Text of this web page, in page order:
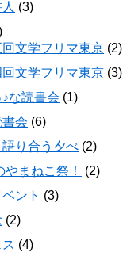
(3)
文学フリマ東京 (2)
文学フリマ東京 (3)
な読書会 (1)
会 (6)
り合う夕べ (2)
やまねこ祭！
(2)
ント (3)
(2)
(4)